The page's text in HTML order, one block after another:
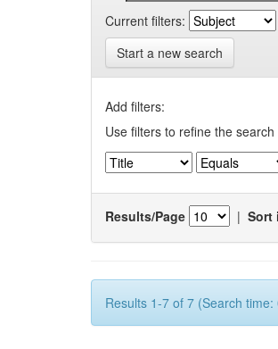
Current filters:
Start a new search
Add filters:
Use filters to refine the search
Results/Page | Sort
Results 1-7 of 7 (Search